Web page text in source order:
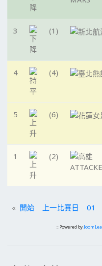
3 (1)
4 (4)
5 (6)
1 (2)
« 開始 上一比賽日 01
:: Powered by